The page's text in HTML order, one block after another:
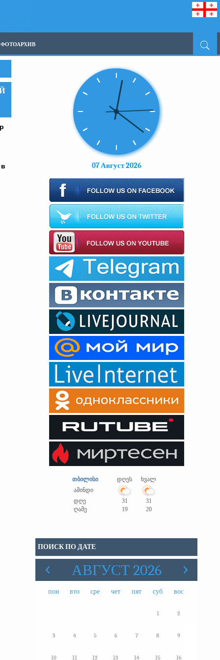
ФОТОАРХИВ
07 Август 2026
თბილისი დღეს
ხვალ
ამინდი
დღე
31
31
ღამე
19 20
ПОИСК ПО ДАТЕ
АВГУСТ 2026
пон вто сре чет пят суб вос
1 2
3 4 5 6 7 8 9
10 11 12 13 14 15 16